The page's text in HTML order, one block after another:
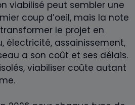
viabilisé peut sembler une
coup d’oeil, mais la note
le projet en
électricité, assainissement,
a son coût et ses délais.
viabiliser coûte autant